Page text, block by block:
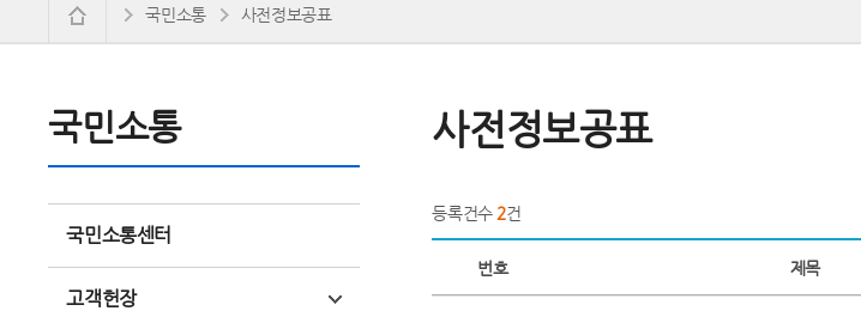
국민소통
국민소통센터
고객헌장
국민소통 사전정보공표
사전정보공표
등록건수 2건
번호 제목